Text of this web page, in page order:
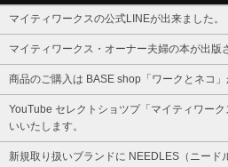
マイティワークスの公式LINEが出来ました。
マイティワークス・オーナー夫婦の本が出版
商品のご購入は BASE shop「ワークとネコ」
YouTube セレクトショツプ「マイティワー
いいたします。
新規取り扱いブランドに NEEDLES（ニード